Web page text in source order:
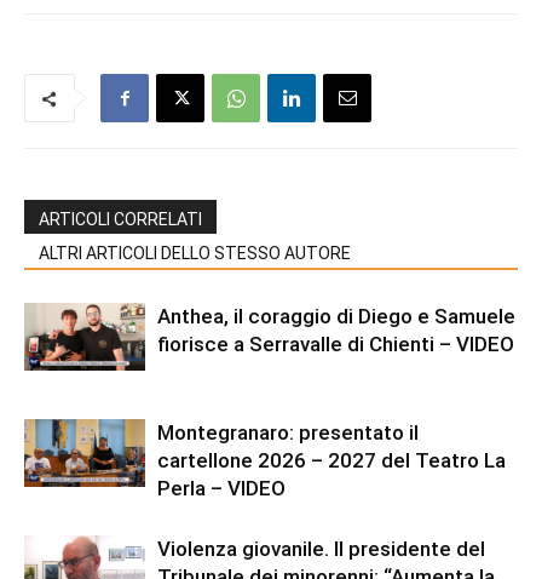
ARTICOLI CORRELATI
ALTRI ARTICOLI DELLO STESSO AUTORE
Anthea, il coraggio di Diego e Samuele
fiorisce a Serravalle di Chienti – VIDEO
Montegranaro: presentato il
cartellone 2026 – 2027 del Teatro La
Perla – VIDEO
Violenza giovanile. Il presidente del